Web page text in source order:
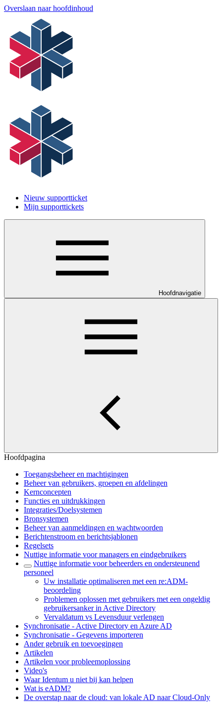
Overslaan naar hoofdinhoud
Nieuw supportticket
Mijn supporttickets
Hoofdnavigatie
Hoofdpagina
Toegangsbeheer en machtigingen
Beheer van gebruikers, groepen en afdelingen
Kernconcepten
Functies en uitdrukkingen
Integraties/Doelsystemen
Bronsystemen
Beheer van aanmeldingen en wachtwoorden
Berichtenstroom en berichtsjablonen
Regelsets
Nuttige informatie voor managers en eindgebruikers
Nuttige informatie voor beheerders en ondersteunend
personeel
Uw installatie optimaliseren met een re:ADM-
beoordeling
Problemen oplossen met gebruikers met een ongeldig
gebruikersanker in Active Directory
Vervaldatum vs Levensduur verlengen
Synchronisatie - Active Directory en Azure AD
Synchronisatie - Gegevens importeren
Ander gebruik en toevoegingen
Artikelen
Artikelen voor probleemoplossing
Video's
Waar Identum u niet bij kan helpen
Wat is eADM?
De overstap naar de cloud: van lokale AD naar Cloud-Only